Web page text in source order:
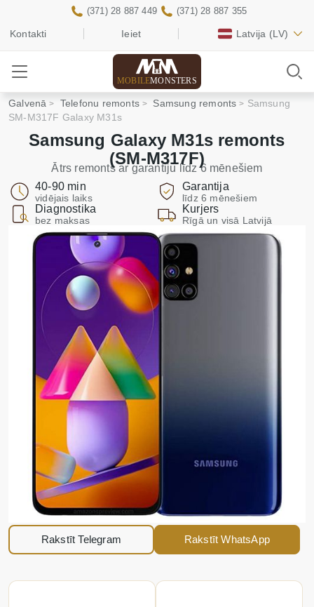
Kontakti Ieiet Latvija (LV)
(371) 28 887 449 (371) 28 887 355
MOBILEMONSTERS
Galvenā Telefonu remonts Samsung remonts
Samsung
SM-M317F Galaxy M31s
Samsung Galaxy M31s remonts
(SM-M317F)
Ātrs remonts ar garantiju līdz 6 mēnešiem
40-90 min
vidējais laiks
Garantija
līdz 6 mēnešiem
Diagnostika
bez maksas
Kurjers
Rīgā un visā Latvijā
Rakstīt Telegram Rakstīt WhatsApp